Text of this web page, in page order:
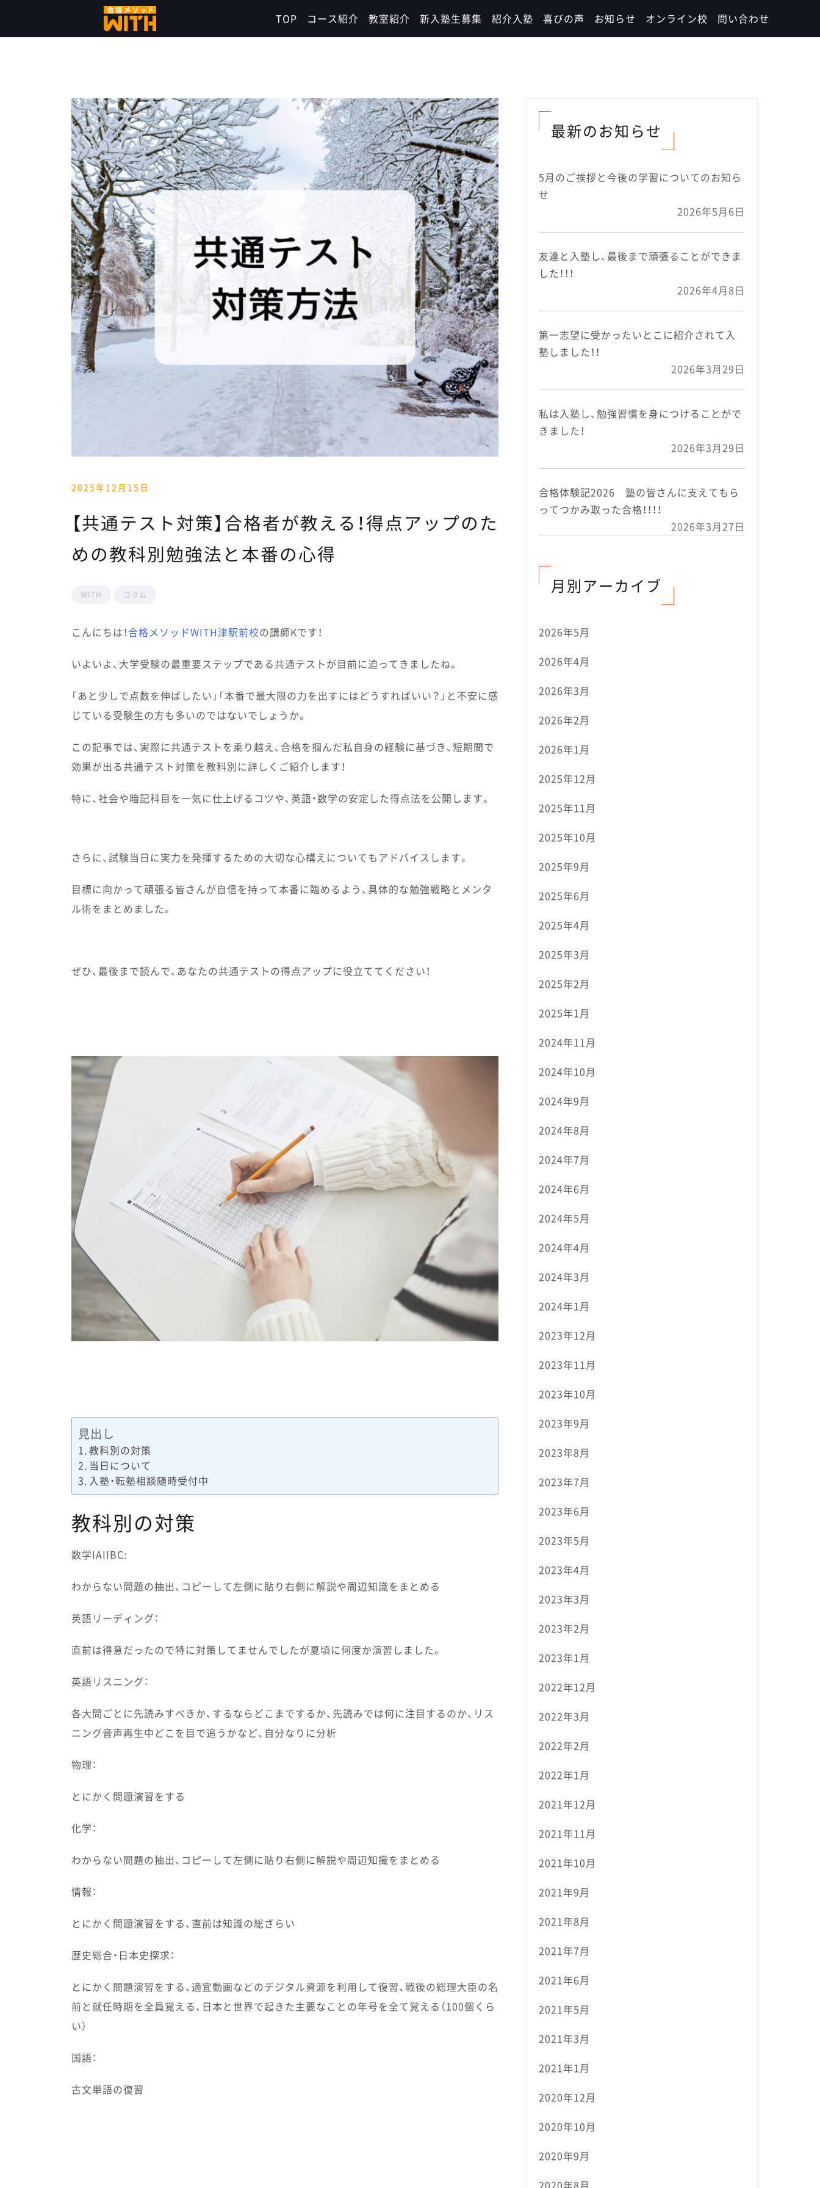
テ
TOP コース紹介 教室紹介 新入塾生募集 紹介入塾 喜びの声 お知らせ オンライン校 問い合わせ
2025年12月15日
【共通テスト対策】合格者が教える！得点アップのた
めの教科別勉強法と本番の心得
WITH コラム
こんにちは！合格メソッドWITH津駅前校の講師Kです！
いよいよ、大学受験の最重要ステップである共通テストが目前に迫ってきましたね。
「あと少しで点数を伸ばしたい」「本番で最大限の力を出すにはどうすればいい？」と不安に感
じている受験生の方も多いのではないでしょうか。
この記事では、実際に共通テストを乗り越え、合格を掴んだ私自身の経験に基づき、短期間で
効果が出る共通テスト対策を教科別に詳しくご紹介します！
特に、社会や暗記科目を一気に仕上げるコツや、英語・数学の安定した得点法を公開します。
さらに、試験当日に実力を発揮するための大切な心構えについてもアドバイスします。
目標に向かって頑張る皆さんが自信を持って本番に臨めるよう、具体的な勉強戦略とメンタ
ル術をまとめました。
ぜひ、最後まで読んで、あなたの共通テストの得点アップに役立ててください！
見出し
教科別の対策
当日について
入塾・転塾相談随時受付中
教科別の対策
数学IAIIBC:
わからない問題の抽出、コピーして左側に貼り右側に解説や周辺知識をまとめる
英語リーディング：
直前は得意だったので特に対策してませんでしたが夏頃に何度か演習しました。
英語リスニング：
各大問ごとに先読みすべきか、するならどこまでするか、先読みでは何に注目するのか、リス
ニング音声再生中どこを目で追うかなど、自分なりに分析
物理：
とにかく問題演習をする
化学：
わからない問題の抽出、コピーして左側に貼り右側に解説や周辺知識をまとめる
情報：
とにかく問題演習をする、直前は知識の総ざらい
歴史総合・日本史探求：
とにかく問題演習をする、適宜動画などのデジタル資源を利用して復習、戦後の総理大臣の名
前と就任時期を全員覚える、日本と世界で起きた主要なことの年号を全て覚える（100個くら
い）
国語：
古文単語の復習
最新のお知らせ
5月のご挨拶と今後の学習についてのお知ら
せ
2026年5月6日
友達と入塾し、最後まで頑張ることができま
した！！！
2026年4月8日
第一志望に受かったいとこに紹介されて入
塾しました！！
2026年3月29日
私は入塾し、勉強習慣を身につけることがで
きました！
2026年3月29日
合格体験記2026 塾の皆さんに支えてもら
ってつかみ取った合格！！！！
2026年3月27日
月別アーカイブ
2026年5月
2026年4月
2026年3月
2026年2月
2026年1月
2025年12月
2025年11月
2025年10月
2025年9月
2025年6月
2025年4月
2025年3月
2025年2月
2025年1月
2024年11月
2024年10月
2024年9月
2024年8月
2024年7月
2024年6月
2024年5月
2024年4月
2024年3月
2024年1月
2023年12月
2023年11月
2023年10月
2023年9月
2023年8月
2023年7月
2023年6月
2023年5月
2023年4月
2023年3月
2023年2月
2023年1月
2022年12月
2022年3月
2022年2月
2022年1月
2021年12月
2021年11月
2021年10月
2021年9月
2021年8月
2021年7月
2021年6月
2021年5月
2021年3月
2021年1月
2020年12月
2020年10月
2020年9月
2020年8月